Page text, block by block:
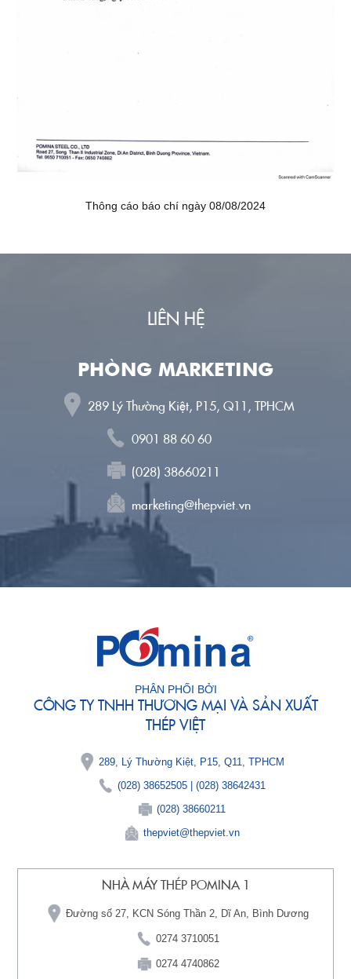
DỤNG
Thông cáo báo chí ngày 08/08/2024
LIÊN HỆ
PHÒNG MARKETING
289 Lý Thường Kiệt, P15, Q11, TPHCM
0901 88 60 60
(028) 38660211
marketing@thepviet.vn
PHÂN PHỐI BỞI
CÔNG TY TNHH THƯƠNG MẠI VÀ SẢN XUẤT
THÉP VIỆT
289, Lý Thường Kiệt, P15, Q11, TPHCM
(028) 38652505| (028) 38642431
(028) 38660211
thepviet@thepviet.vn
NHÀ MÁY THÉP POMINA 1
Đường số 27, KCN Sóng Thần 2, Dĩ An, Bình Dương
0274 3710051
0274 4740862